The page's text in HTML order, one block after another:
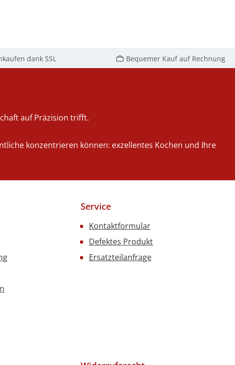
dank SSL Bequemer Kauf auf Rechnung
auf Präzision trifft.
konzentrieren können: exzellentes Kochen und Ihre
Service
Kontaktformular
Defektes Produkt
Ersatzteilanfrage